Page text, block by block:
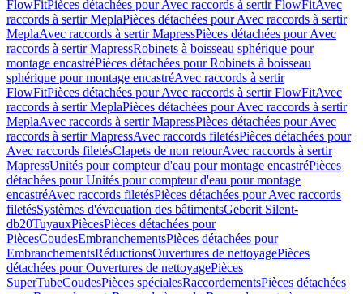
FlowFitPièces détachées pour Avec raccords à sertir FlowFitAvec
raccords à sertir MeplaPièces détachées pour Avec raccords à sertir
MeplaAvec raccords à sertir MapressPièces détachées pour Avec
raccords à sertir MapressRobinets à boisseau sphérique pour
montage encastréPièces détachées pour Robinets à boisseau
sphérique pour montage encastréAvec raccords à sertir
FlowFitPièces détachées pour Avec raccords à sertir FlowFitAvec
raccords à sertir MeplaPièces détachées pour Avec raccords à sertir
MeplaAvec raccords à sertir MapressPièces détachées pour Avec
raccords à sertir MapressAvec raccords filetésPièces détachées pour
Avec raccords filetésClapets de non retourAvec raccords à sertir
MapressUnités pour compteur d'eau pour montage encastréPièces
détachées pour Unités pour compteur d'eau pour montage
encastréAvec raccords filetésPièces détachées pour Avec raccords
filetésSystèmes d'évacuation des bâtimentsGeberit Silent-
db20TuyauxPiècesPièces détachées pour
PiècesCoudesEmbranchementsPièces détachées pour
EmbranchementsRéductionsOuvertures de nettoyagePièces
détachées pour Ouvertures de nettoyagePièces
SuperTubeCoudesPièces spécialesRaccordementsPièces détachées